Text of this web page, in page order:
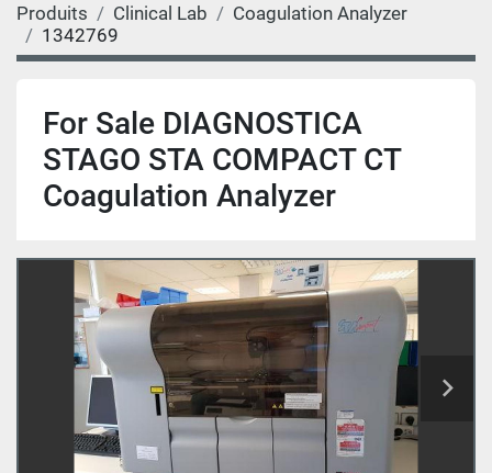
Produits Clinical Lab
Coagulation Analyzer
1342769
For Sale DIAGNOSTICA
STAGO STA COMPACT CT
Coagulation Analyzer